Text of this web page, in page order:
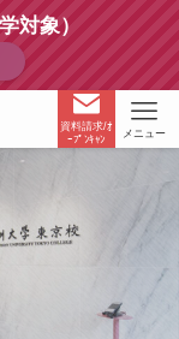
対象）
資料請求/ｵ
ｰﾌﾟﾝｷｬﾝ
メニュー